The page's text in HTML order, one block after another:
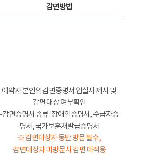
감면방법
예약자 본인의 감면증명서 입실시 제시 및
감면 대상 여부확인
-감면증명서 종류 : 장애인증명서, 수급자증
명서, 국가보훈처발급증명서
※ 감면대상자 동반 방문 필수,
감면대상자 미방문시 감면 미적용